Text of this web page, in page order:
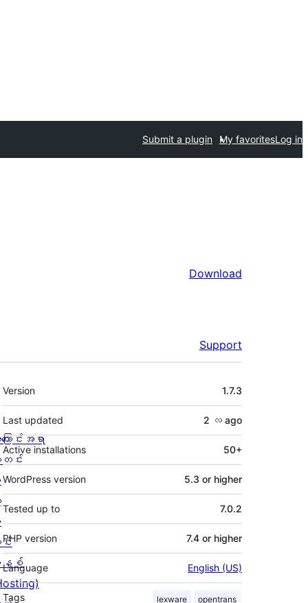
Submit a plugin My favoritesLog in
Download
Support
Meta
Version 1.7.3
Last updated 2 လ ago
Active installations 50+
WordPress version 5.3 or higher
Tested up to 7.0.2
PHP version 7.4 or higher
Language English (US)
Tags lexware opentrans
ြောင်းအရာ
င်း
း
နစ်